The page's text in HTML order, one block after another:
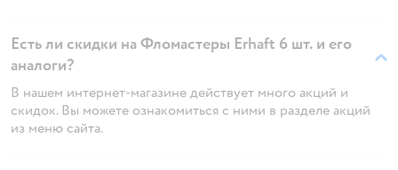
Есть ли скидки на Фломастеры Erhaft 6 шт. и его
аналоги?
В нашем интернет-магазине действует много акций и
скидок. Вы можете ознакомиться с ними в разделе акций
из меню сайта.